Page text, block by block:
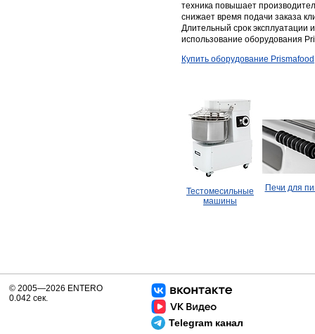
техника повышает
снижает время подачи заказа
Длительный срок эксплуатации
использование оборудования
Купить оборудование Prismafood
Тестомесильные
машины
Печи для
Telegram канал
© 2005—2026 ENTERO
0.042 сек.